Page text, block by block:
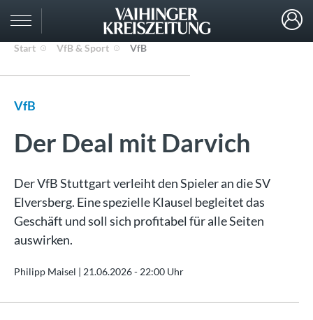
Start VfB & Sport VfB
VfB
Der Deal mit Darvich
Der VfB Stuttgart verleiht den Spieler an die SV
Elversberg. Eine spezielle Klausel begleitet das
Geschäft und soll sich profitabel für alle Seiten
auswirken.
Philipp Maisel | 21.06.2026 - 22:00 Uhr